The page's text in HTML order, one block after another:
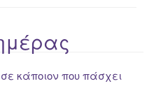
κάποιον που πάσχει